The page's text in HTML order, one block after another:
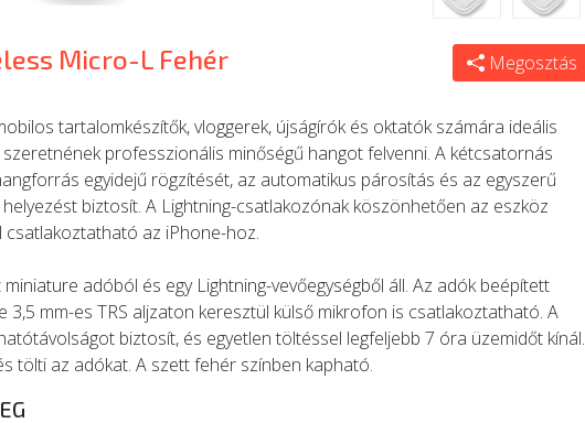
Micro-L Fehér Megosztás
tartalomkészítők, vloggerek, újságírók és oktatók számára ideális
professzionális minőségű hangot felvenni. A kétcsatornás
egyidejű rögzítését, az automatikus párosítás és az egyszerű
biztosít. A Lightning-csatlakozónak köszönhetően az eszköz
csatlakoztatható az iPhone-hoz.
adóból és egy Lightning-vevőegységből áll. Az adók beépített
3,5 mm-es TRS aljzaton keresztül külső mikrofon is csatlakoztatható. A
biztosít, és egyetlen töltéssel legfeljebb 7 óra üzemidőt kínál.
tölti az adókat. A szett fehér színben kapható.